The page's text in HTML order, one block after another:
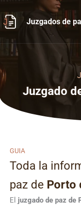
al
contenido
Juzgados de
Juzgado
GUIA
Toda la
paz de Porto
El juzgado de paz de